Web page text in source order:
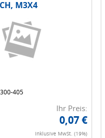
M3X4
405
Ihr Preis:
0,07 €
Inklusive MwSt. (19%)